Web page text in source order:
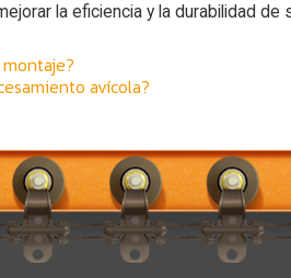
la eficiencia y la durabilidad
avícola?